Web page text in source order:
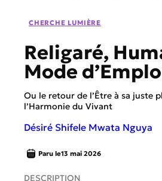
CHERCHE LUMIÈRE
Religaré,
Mode
Ou le retour de l’Être à sa juste
l’Harmonie du Vivant
Désiré Shifele Mwata Nguya
Paru le13 mai 2026
DESCRIPTION